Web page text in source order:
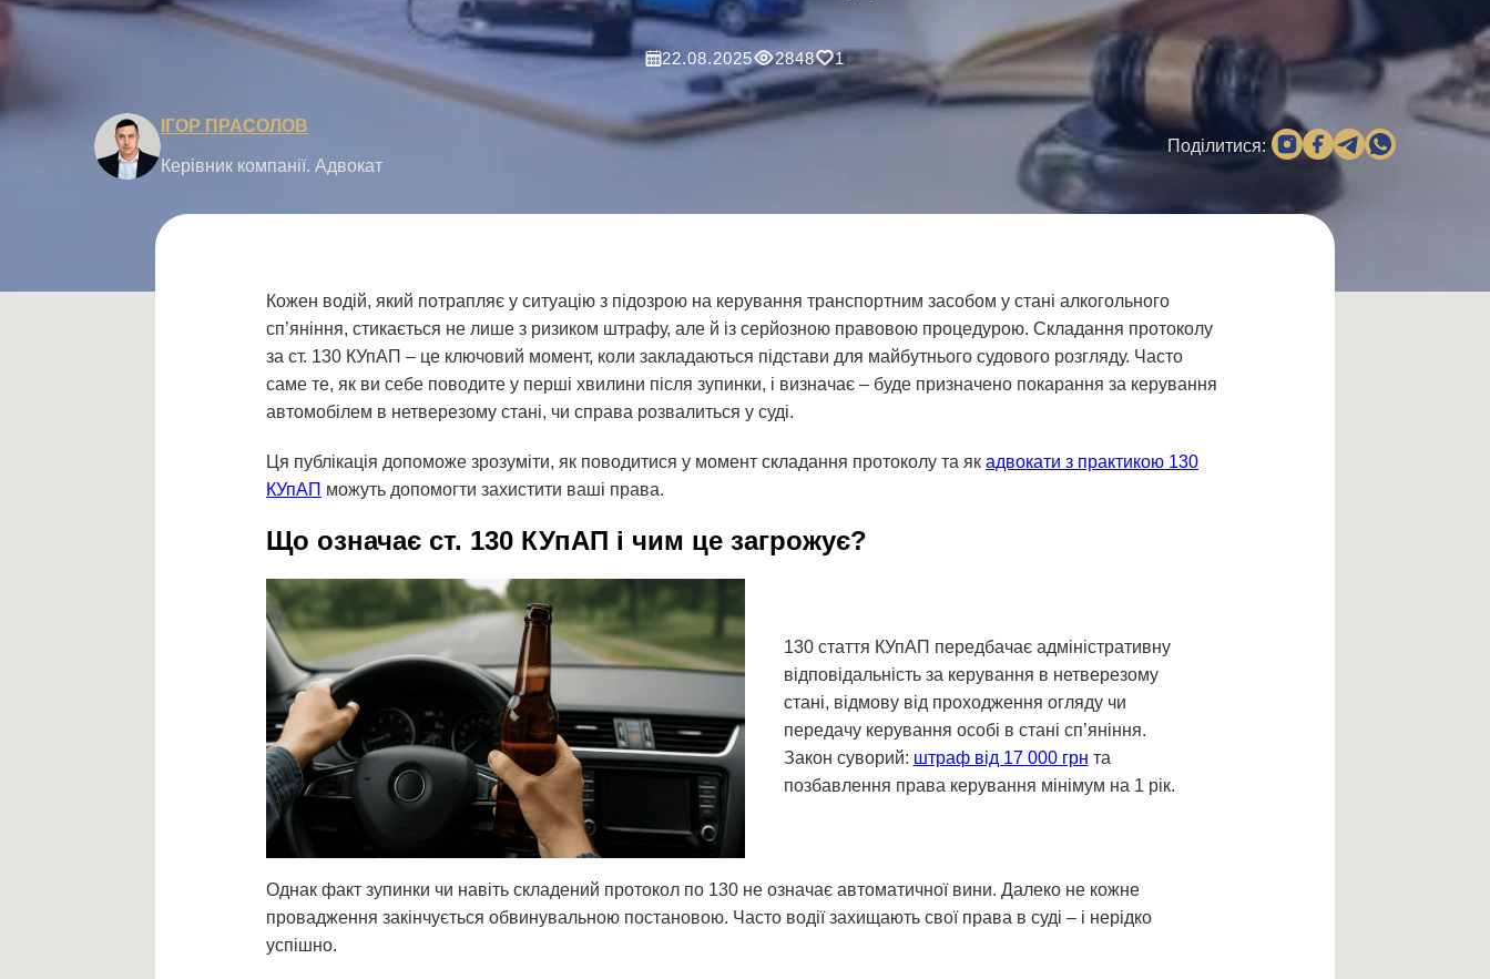
22.08.2025 2848 1
ІГОР ПРАСОЛОВ
Керівник компанії. Адвокат
Поділитися:
Кожен водій, який потрапляє у ситуацію з підозрою на керування транспортним засобом у стані алкогольного
сп’яніння, стикається не лише з ризиком штрафу, але й із серйозною правовою процедурою. Складання протоколу
за ст. 130 КУпАП – це ключовий момент, коли закладаються підстави для майбутнього судового розгляду. Часто
саме те, як ви себе поводите у перші хвилини після зупинки, і визначає – буде призначено покарання за керування
автомобілем в нетверезому стані, чи справа розвалиться у суді.
Ця публікація допоможе зрозуміти, як поводитися у момент складання протоколу та як адвокати з практикою 130
КУпАП можуть допомогти захистити ваші права.
Що означає ст. 130 КУпАП і чим це загрожує?
130 стаття КУпАП передбачає адміністративну
відповідальність за керування в нетверезому
стані, відмову від проходження огляду чи
передачу керування особі в стані сп’яніння.
Закон суворий: штраф від 17 000 грн та
позбавлення права керування мінімум на 1 рік.
Однак факт зупинки чи навіть складений протокол по 130 не означає автоматичної вини. Далеко не кожне
провадження закінчується обвинувальною постановою. Часто водії захищають свої права в суді – і нерідко
успішно.